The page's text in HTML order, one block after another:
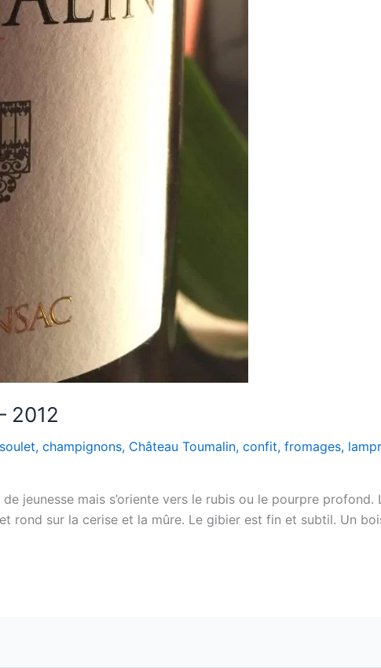
2012
, champignons, Château Toumalin, confit, fromages,
jeunesse mais s’oriente vers le rubis ou le pourpre profond.
rond sur la cerise et la mûre. Le gibier est fin et subtil. Un